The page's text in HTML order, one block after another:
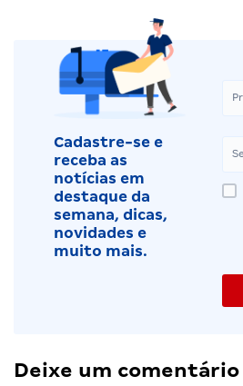
Cadastre-se e
receba as
notícias em
destaque da
semana, dicas,
novidades e
muito mais.
Deixe um comentário